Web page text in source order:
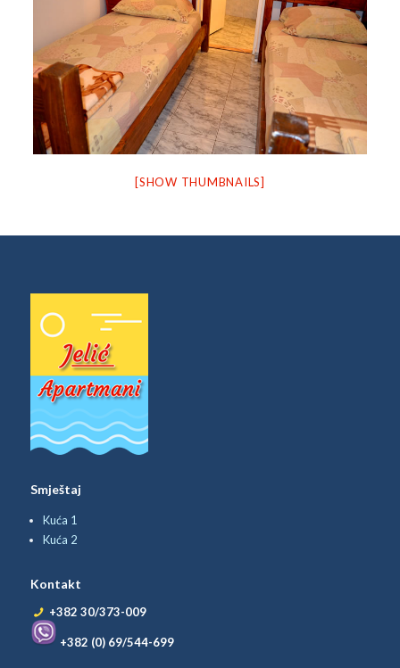
[SHOW THUMBNAILS]
Smještaj
Kuća 1
Kuća 2
Kontakt
+382 30/373-009
+382 (0) 69/544-699